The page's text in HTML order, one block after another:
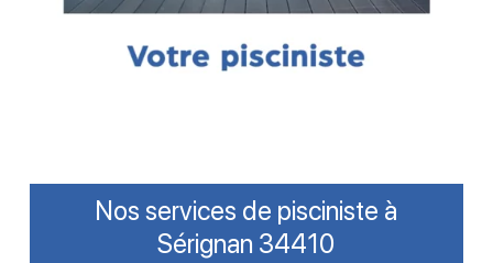
Nos services de pisciniste à
Sérignan 34410